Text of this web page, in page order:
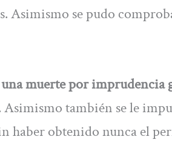
Asimismo se pudo
muerte por imprudencia
también se le
haber obtenido nunca el